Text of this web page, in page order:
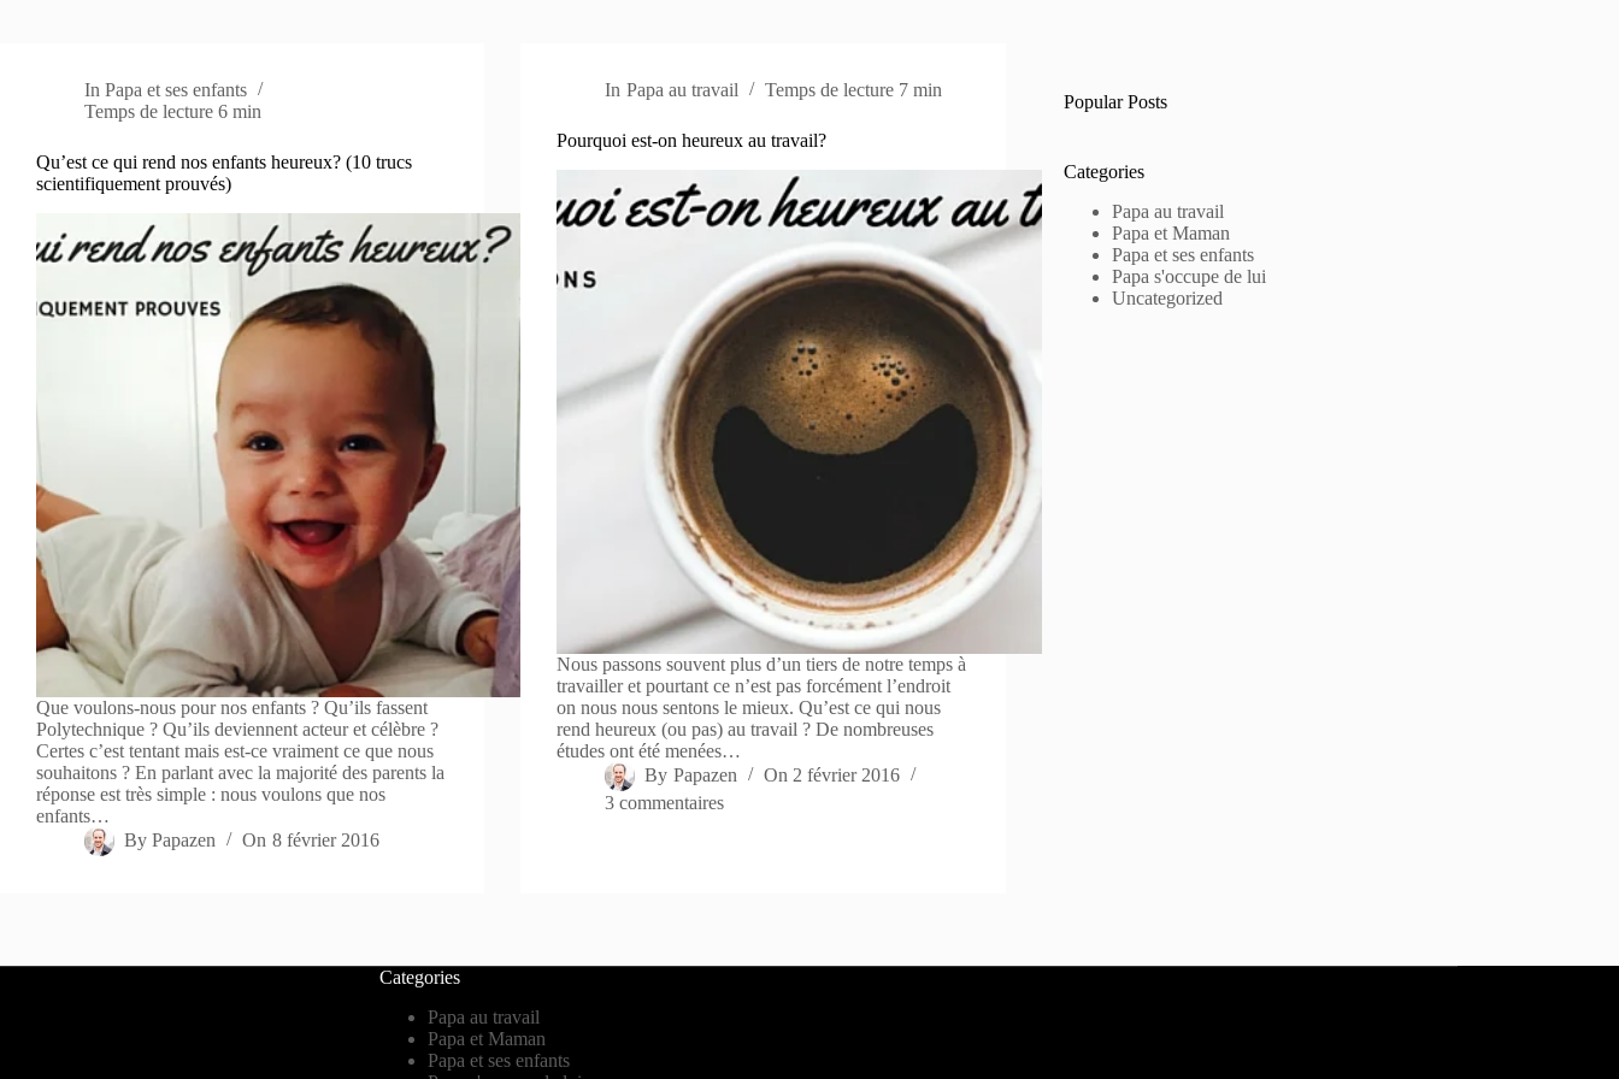
In Papa et ses enfants
Temps de lecture 6 min
Qu’est ce qui rend nos enfants heureux? (10 trucs
scientifiquement prouvés)
Que voulons-nous pour nos enfants ? Qu’ils fassent
Polytechnique ? Qu’ils deviennent acteur et célèbre ?
Certes c’est tentant mais est-ce vraiment ce que nous
souhaitons ? En parlant avec la majorité des parents la
réponse est très simple : nous voulons que nos
enfants…
By Papazen On 8 février 2016
In Papa au travail Temps de lecture 7 min
Pourquoi est-on heureux au travail?
Nous passons souvent plus d’un tiers de notre temps à
travailler et pourtant ce n’est pas forcément l’endroit
on nous nous sentons le mieux. Qu’est ce qui nous
rend heureux (ou pas) au travail ? De nombreuses
études ont été menées…
By Papazen On 2 février 2016
3 commentaires
Popular Posts
Categories
Papa au travail
Papa et Maman
Papa et ses enfants
Papa s'occupe de lui
Uncategorized
Categories
Papa au travail
Papa et Maman
Papa et ses enfants